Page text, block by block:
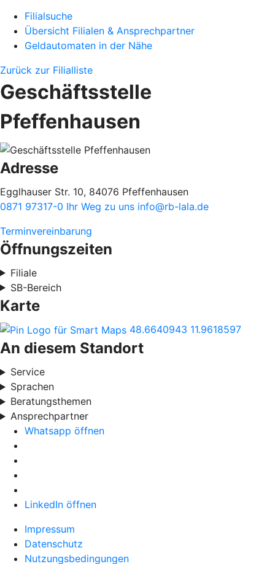
Filialsuche
Übersicht Filialen & Ansprechpartner
Geldautomaten in der Nähe
Zurück zur Filialliste
Geschäftsstelle
Pfeffenhausen
Adresse
Egglhauser Str. 10, 84076 Pfeffenhausen
0871 97317-0 Ihr Weg zu uns info@rb-lala.de
Terminvereinbarung
Öffnungszeiten
Filiale
SB-Bereich
Karte
48.6640943 11.9618597
An diesem Standort
Service
Sprachen
Beratungsthemen
Ansprechpartner
Whatsapp öffnen
LinkedIn öffnen
Impressum
Datenschutz
Nutzungsbedingungen